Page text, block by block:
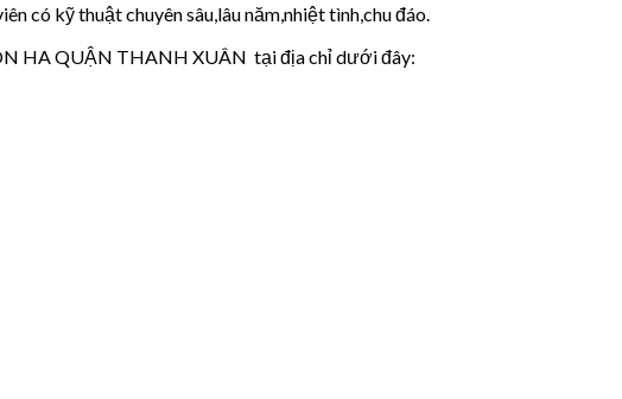
có kỹ thuật chuyên sâu,lâu năm,nhiệt tình,chu đáo.
HA QUẬN THANH XUÂN tại địa chỉ dưới đây: